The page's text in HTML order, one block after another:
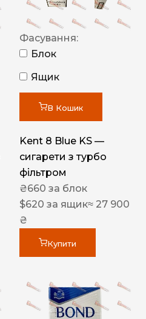
Фасування:
Блок
Ящик
В Кошик
Kent 8 Blue KS —
сигарети з турбо
фільтром
₴660 за блок
$620 за ящик≈ 27 900
₴
Купити